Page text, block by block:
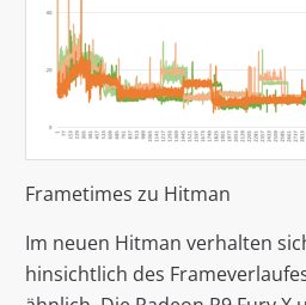
Frametimes zu Hitman
Im neuen Hitman verhalten
hinsichtlich des